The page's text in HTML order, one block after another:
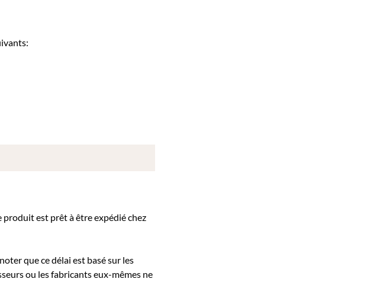
produit est prêt à être expédié chez
que ce délai est basé sur les
ou les fabricants eux-mêmes ne